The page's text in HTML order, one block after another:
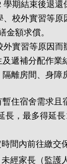
結束後退還保
外實習等原
金額求償。
習等原因而
遞補分配作業
離房間、身
住宿舍需求
長，最多得延長
間內前往繳交
經家長（監護